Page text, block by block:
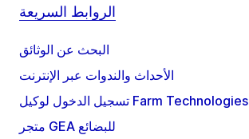
الروابط السريعة
البحث عن الوثائق
الأحداث والندوات عبر الإنترنت
تسجيل الدخول لوكيل Farm Technologies
متجر GEA للبضائع